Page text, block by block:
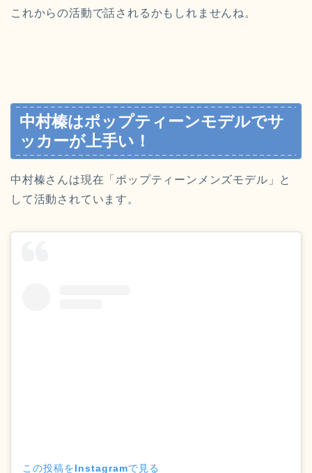
これからの活動で話されるかもしれませんね。
中村榛はポップティーンモデルでサ
ッカーが上手い！
中村榛さんは現在「ポップティーンメンズモデル」と
して活動されています。
この投稿をInstagramで見る